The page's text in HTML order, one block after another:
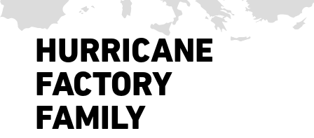
HURRICANE
FACTORY
FAMILY